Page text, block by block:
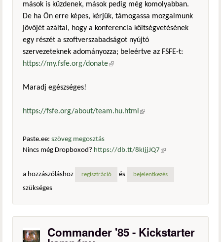
mások is küzdenek, mások pedig még komolyabban.
De ha Ön erre képes, kérjük, támogassa mozgalmunk
jövőjét azáltal, hogy a konferencia költségvetésének
egy részét a szoftverszabadságot nyújtó
szervezeteknek adományozza; beleértve az FSFE-t:
https://my.fsfe.org/donate(külső hivatkozás)
Maradj egészséges!
https://fsfe.org/about/team.hu.html (külső hivatkozás)
Paste.ee: szöveg megosztás
Nincs még Dropboxod? https://db.tt/8kIjjJQ7 (külső
a hozzászóláshoz
regisztráció és bejelentkezés
szükséges
Commander '85 - Kickstarter